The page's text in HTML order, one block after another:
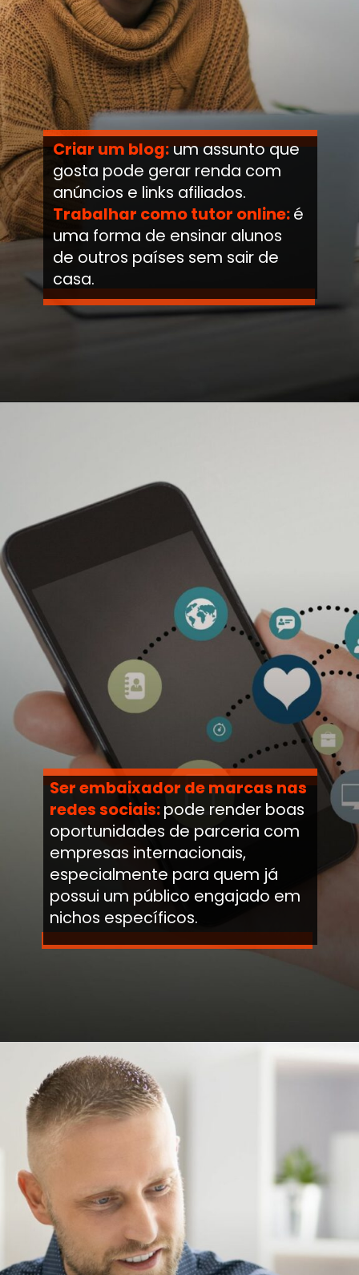
Criar um blog:um assunto que
gosta pode gerar renda com
anúncios e links afiliados.
Trabalhar como tutor online:é
uma forma de ensinar alunos
de outros países sem sair de
casa.
Ser embaixador de marcas nas
redes sociais:pode render boas
oportunidades de parceria com
empresas internacionais,
especialmente para quem já
possui um público engajado em
nichos específicos.